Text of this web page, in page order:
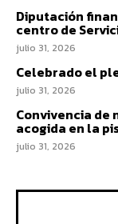
Diputación
centro de
julio 31, 2026
Celebrado el
julio 31, 2026
Convivencia de
acogida en la
julio 31, 2026